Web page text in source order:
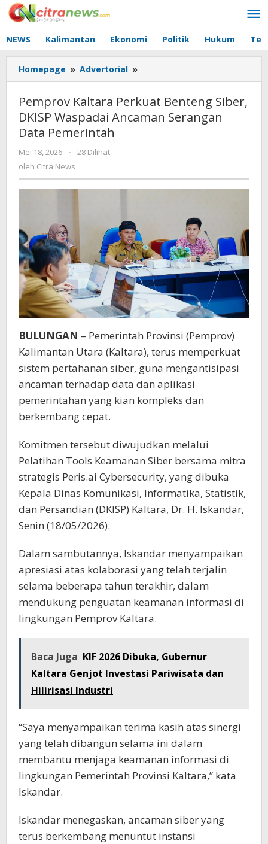
Lewati
ke
NEWS Kalimantan Ekonomi Politik Hukum
Homepage » Advertorial »
Kaltara
Benteng
Siber,
Data
Pemprov Kaltara Perkuat Benteng Siber,
DKISP Waspadai Ancaman Serangan
Data Pemerintah
Mei 18, 2026
oleh
Citra
-
28 Dilihat
oleh Citra News
BULUNGAN – Pemerintah Provinsi (Pemprov)
Kalimantan Utara (Kaltara), terus memperkuat
sistem pertahanan siber, guna mengantisipasi
ancaman terhadap data dan aplikasi
pemerintahan yang kian kompleks dan
berkembang cepat.
Komitmen tersebut diwujudkan melalui
Pelatihan Tools Keamanan Siber bersama mitra
strategis Peris.ai Cybersecurity, yang dibuka
Kepala Dinas Komunikasi, Informatika, Statistik,
dan Persandian (DKISP) Kaltara, Dr. H. Iskandar,
Senin (18/05/2026).
Dalam sambutannya, Iskandar menyampaikan
apresiasi atas kolaborasi yang telah terjalin
selama beberapa tahun terakhir, dalam
mendukung penguatan keamanan informasi di
lingkungan Pemprov Kaltara.
Baca Juga KIF 2026 Dibuka, Gubernur
Kaltara Genjot Investasi Pariwisata dan
Hilirisasi Industri
“Saya menyampaikan terima kasih atas sinergi
yang telah dibangun selama ini dalam
membantu menjaga keamanan informasi di
lingkungan Pemerintah Provinsi Kaltara,” kata
Iskandar.
Iskandar menegaskan, ancaman siber yang
terus berkembang menuntut instansi